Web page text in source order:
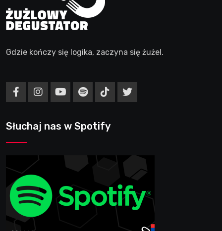
Gdzie kończy się logika, zaczyna się żużel.
Słuchaj nas w Spotify